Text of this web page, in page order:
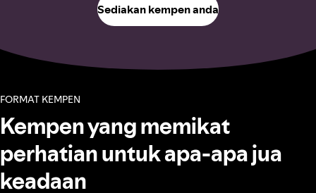
Sediakan kempen anda
FORMAT KEMPEN
Kempen yang memikat
perhatian untuk apa-apa jua
keadaan